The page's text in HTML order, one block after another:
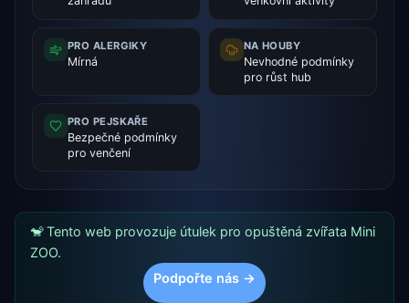
PRO ALERGIKY
Mírná
NA HOUBY
Nevhodné podmínky
pro růst hub
PRO PEJSKAŘE
Bezpečné podmínky
pro venčení
🐒 Tento web provozuje útulek pro opuštěná zvířata Mini
ZOO.
Podpořte nás →